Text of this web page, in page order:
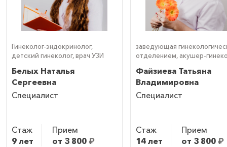
Гинеколог-эндокринолог,
детский гинеколог, врач УЗИ
Белых Наталья
Сергеевна
Специалист
Стаж
9 лет
Прием
от 3 800 ₽
заведующая
отделением, акушер-
детский гинеколог, врач
(УЗИ)
Файзиева Татьяна
Владимировна
Специалист
Стаж
14 лет
Прием
от 3 800 ₽